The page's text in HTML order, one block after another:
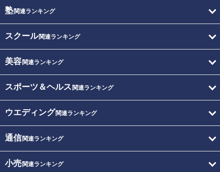
塾関連ランキング
スクール関連ランキング
美容関連ランキング
スポーツ＆ヘルス 関連ランキング
ウエディング関連ランキング
通信関連ランキング
小売関連ランキング